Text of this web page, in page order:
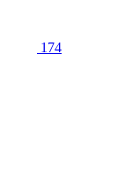
174